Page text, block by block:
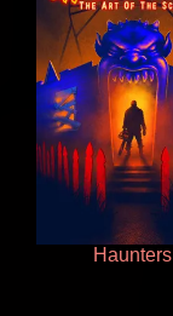
Haunters